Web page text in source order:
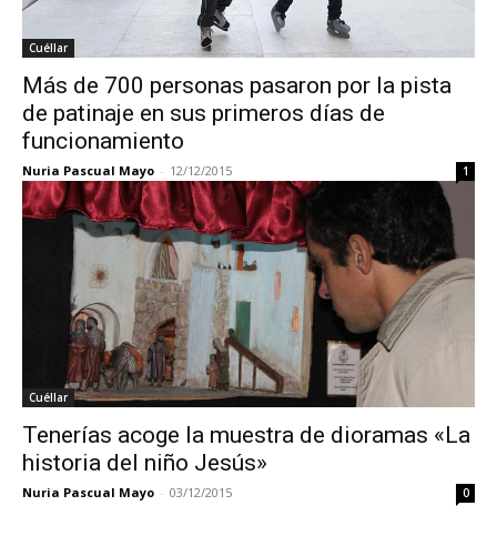
Cuéllar
Más de 700 personas pasaron por la pista
de patinaje en sus primeros días de
funcionamiento
Nuria Pascual Mayo - 12/12/2015 1
Cuéllar
Tenerías acoge la muestra de dioramas «La
historia del niño Jesús»
Nuria Pascual Mayo - 03/12/2015 0